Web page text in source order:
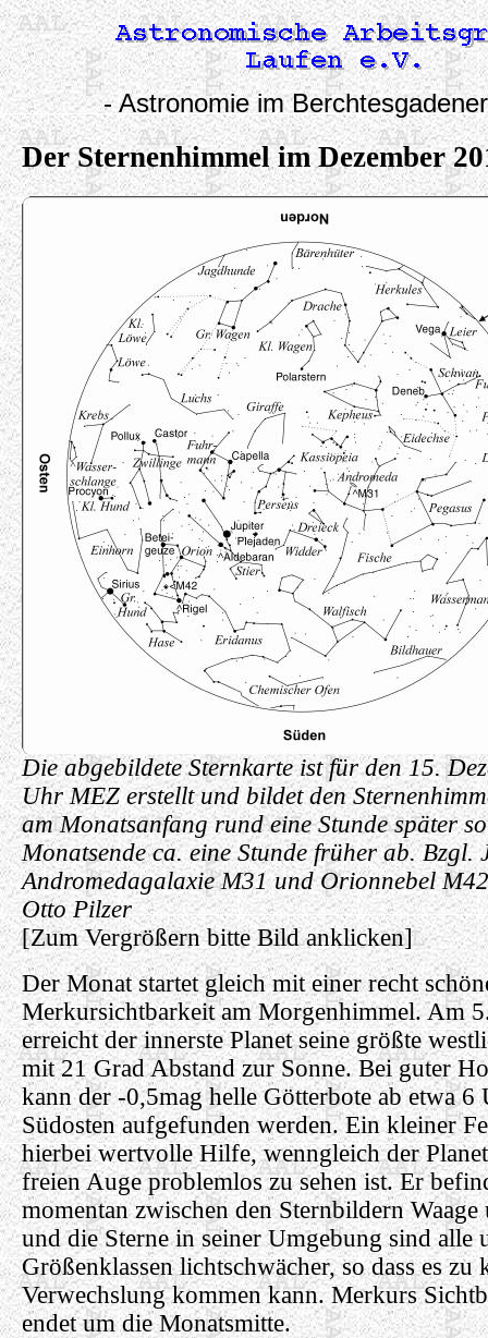
- Astronomie im
Der Sternenhimmel im Dezember
Die abgebildete Sternkarte ist für den 15.
Uhr MEZ erstellt und bildet den
am Monatsanfang rund eine Stunde später
Monatsende ca. eine Stunde früher ab. Bzgl.
Andromedagalaxie M31 und Orionnebel
Otto Pilzer
[Zum Vergrößern bitte Bild anklicken]
Der Monat startet gleich mit einer recht
Merkursichtbarkeit am Morgenhimmel. Am
erreicht der innerste Planet seine größte
mit 21 Grad Abstand zur Sonne. Bei guter
kann der -0,5mag helle Götterbote ab etwa
Südosten aufgefunden werden. Ein kleiner
hierbei wertvolle Hilfe, wenngleich der
freien Auge problemlos zu sehen ist. Er
momentan zwischen den Sternbildern
und die Sterne in seiner Umgebung sind alle
Größenklassen lichtschwächer, so dass es zu
Verwechslung kommen kann. Merkurs
endet um die Monatsmitte.